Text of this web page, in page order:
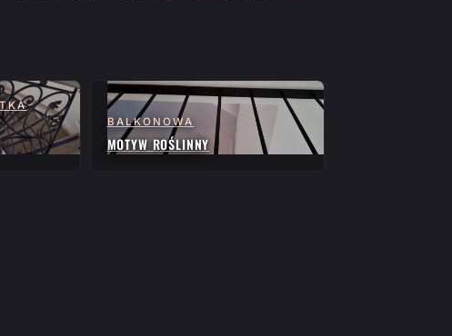
BALKONOWA
MOTYW ROŚLINNY